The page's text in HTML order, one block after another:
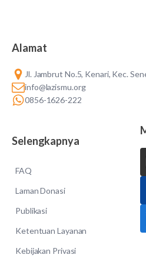
Alamat
Jl. Jambrut No.5, Kenari, Kec.
info@lazismu.org
0856-1626-222
Selengkapnya
FAQ
Laman Donasi
Publikasi
Ketentuan Layanan
Kebijakan Privasi